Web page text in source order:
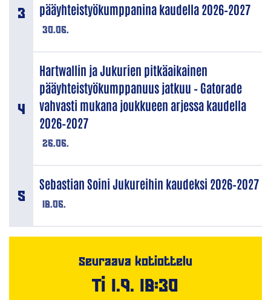
30.06.
pääyhteistyökumppanina kaudella 2026–2027
26.06.
Hartwallin ja Jukurien pitkäaikainen
pääyhteistyökumppanuus jatkuu – Gatorade
vahvasti mukana joukkueen arjessa kaudella
2026–2027
18.06.
Sebastian Soini Jukureihin kaudeksi 2026–2027
Seuraava kotiottelu
Ti 1.9. 18:30